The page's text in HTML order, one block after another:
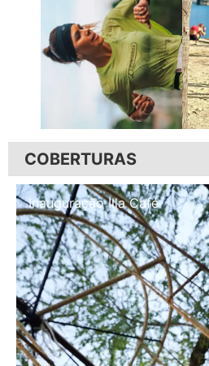
COBERTURAS
Inauguração Illa Café